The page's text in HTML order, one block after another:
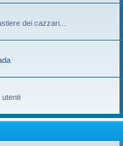
dei cazzari...
utenti